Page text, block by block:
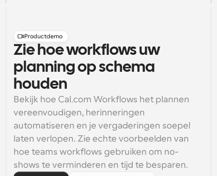
Productdemo
Zie hoe workflows uw
planning op schema
houden
Bekijk hoe Cal.com Workflows het plannen
vereenvoudigen, herinneringen
automatiseren en je vergaderingen soepel
laten verlopen. Zie echte voorbeelden van
hoe teams workflows gebruiken om no-
shows te verminderen en tijd te besparen.